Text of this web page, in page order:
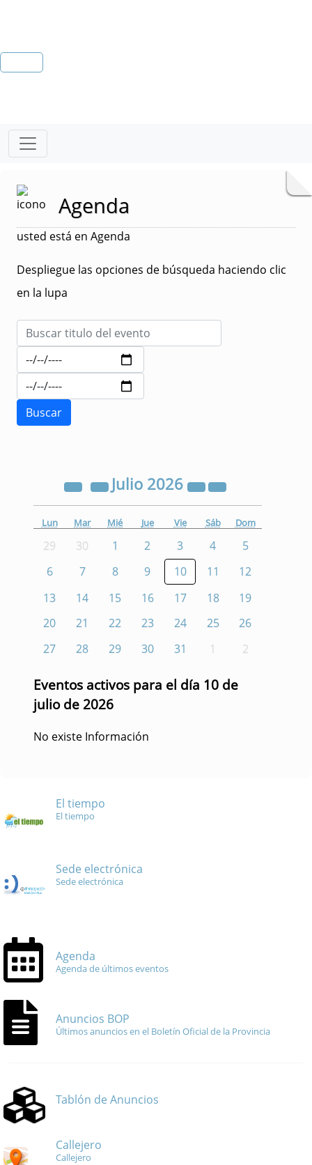
Agenda
usted está en Agenda
Despliegue las opciones de búsqueda haciendo clic
en la lupa
Julio 2026
Lun Mar Mié Jue Vie Sáb Dom
29 30 1 2 3 4
5
6
7 8 9 10 11
12
13
14 15 16 17 18
19
20
21 22 23 24 25
26
27
28 29 30 31 1 2
Eventos activos para el día 10 de
julio de 2026
No existe Información
El tiempo
El tiempo
Sede electrónica
Sede electrónica
Agenda
Agenda de últimos eventos
Anuncios BOP
Últimos anuncios en el Boletín Oficial de la Provincia
Tablón de Anuncios
Callejero
Callejero